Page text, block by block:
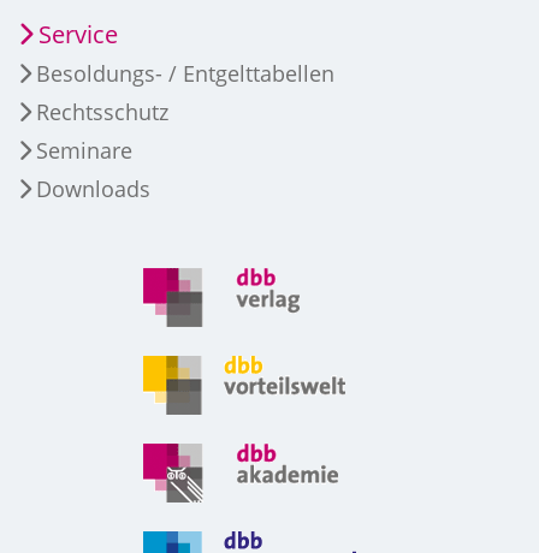
Service
Besoldungs- / Entgelttabellen
Rechtsschutz
Seminare
Downloads